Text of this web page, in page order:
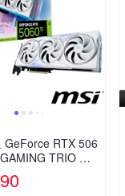
GeForce RTX 506
TRIO OC
示卡